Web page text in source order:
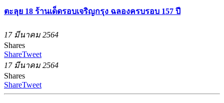
ตะลุย 18 ร้านเด็ดรอบเจริญกรุง ฉลองครบรอบ 157 ปี
17 มีนาคม 2564
Shares
ShareTweet
17 มีนาคม 2564
Shares
ShareTweet